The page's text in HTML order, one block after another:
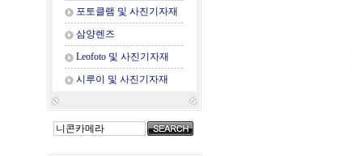
포토클램 및 사진기자재
삼양렌즈
Leofoto 및 사진기자재
시루이 및 사진기자재